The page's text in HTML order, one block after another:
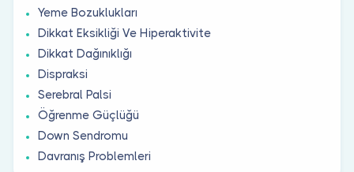
Yeme Bozuklukları
Dikkat Eksikliği Ve Hiperaktivite
Dikkat Dağınıklığı
Dispraksi
Serebral Palsi
Öğrenme Güçlüğü
Down Sendromu
Davranış Problemleri